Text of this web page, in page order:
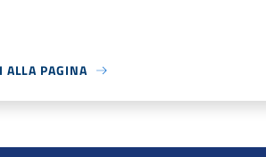
ALLA PAGINA